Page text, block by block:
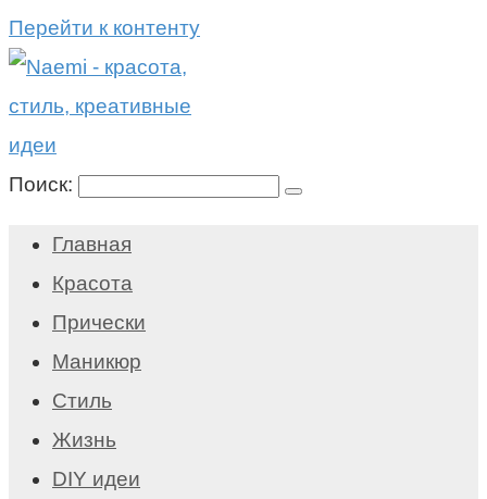
Перейти к контенту
Поиск:
Главная
Красота
Прически
Маникюр
Стиль
Жизнь
DIY идеи